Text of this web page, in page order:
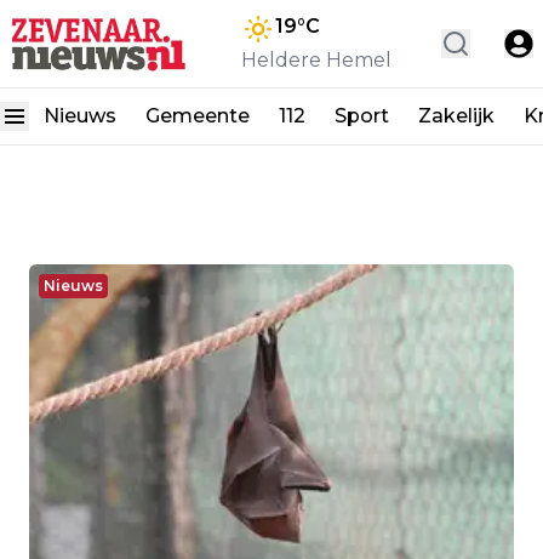
19°C
Heldere Hemel
Nieuws Gemeente 112 Sport Zakelijk
Nieuws